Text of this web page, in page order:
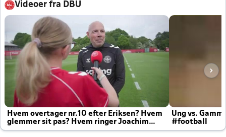
Videoer fra DBU
Hvem overtager nr.10 efter Eriksen? Hvem
glemmer sit pas? Hvem ringer Joachim
altid til efter kampe?
Ung vs.
#football